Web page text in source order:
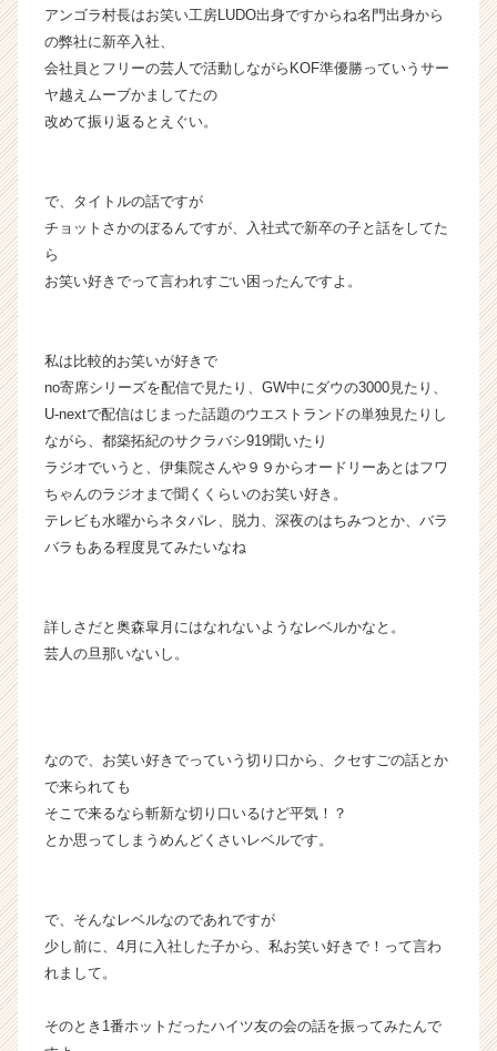
ャ
成
企
業
ス
カ
が
就
活
サ
イ
チ
ア
キ
ャ
（C
a
e
r）
アンゴラ村長はお笑い工房LUDO出身ですからね名門出身から
の弊社に新卒入社、
会社員とフリーの芸人で活動しながらKOF準優勝っていうサー
ヤ越えムーブかましてたの
改めて振り返るとえぐい。
で、タイトルの話ですが
チョットさかのぼるんですが、入社式で新卒の子と話をしてた
ら
お笑い好きでって言われすごい困ったんですよ。
私は比較的お笑いが好きで
no寄席シリーズを配信で見たり、GW中にダウの3000見たり、
U-nextで配信はじまった話題のウエストランドの単独見たりし
ながら、都築拓紀のサクラバシ919聞いたり
ラジオでいうと、伊集院さんや９９からオードリーあとはフワ
ちゃんのラジオまで聞くくらいのお笑い好き。
テレビも水曜からネタパレ、脱力、深夜のはちみつとか、バラ
バラもある程度見てみたいなね
詳しさだと奥森皐月にはなれないようなレベルかなと。
芸人の旦那いないし。
なので、お笑い好きでっていう切り口から、クセすごの話とか
で来られても
そこで来るなら斬新な切り口いるけど平気！？
とか思ってしまうめんどくさいレベルです。
で、そんなレベルなのであれですが
少し前に、4月に入社した子から、私お笑い好きで！って言わ
れまして。
そのとき1番ホットだったハイツ友の会の話を振ってみたんで